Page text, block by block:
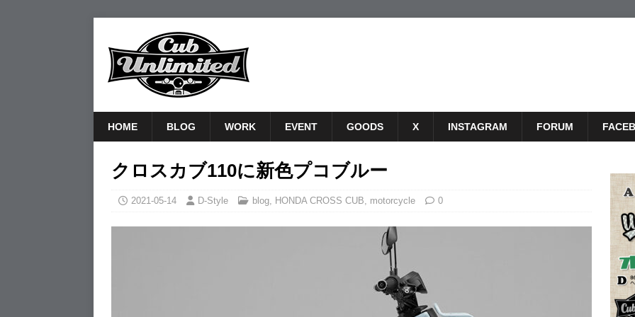
HOME BLOG WORK EVENT GOODS X INSTAGRAM FORUM
クロスカブ110に新色プコブルー
2021-05-14 D-Style blog, HONDA CROSS CUB, motorcycle 0